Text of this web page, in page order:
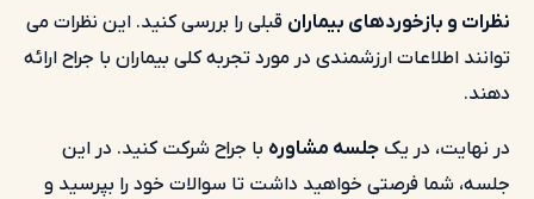
نظرات و بازخوردهای بیماران قبلی را بررسی کنید. این نظرات می
توانند اطلاعات ارزشمندی در مورد تجربه کلی بیماران با جراح ارائه
دهند.
در نهایت، در یک جلسه مشاوره با جراح شرکت کنید. در این
جلسه، شما فرصتی خواهید داشت تا سوالات خود را بپرسید و